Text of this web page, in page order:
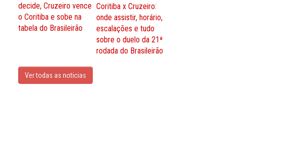
decide, Cruzeiro vence
o Coritiba e sobe na
tabela do Brasileirão
Coritiba x Cruzeiro:
onde assistir, horário,
escalações e tudo
sobre o duelo da 21ª
rodada do Brasileirão
Ver todas as noticias